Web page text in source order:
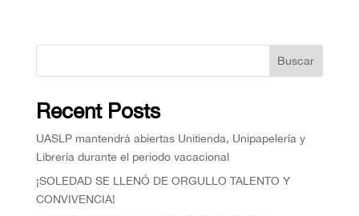
Buscar
Recent Posts
UASLP mantendrá abiertas Unitienda, Unipapelería y
Librería durante el periodo vacacional
¡SOLEDAD SE LLENÓ DE ORGULLO TALENTO Y
CONVIVENCIA!